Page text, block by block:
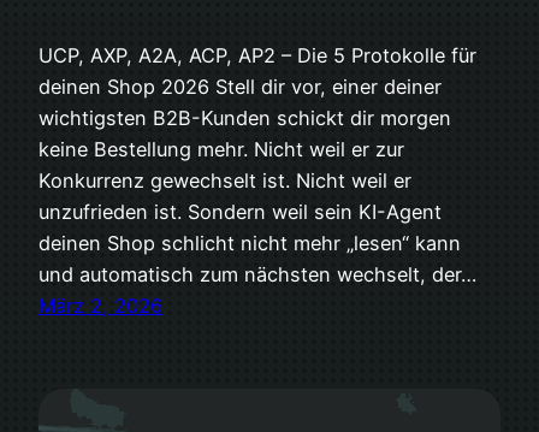
UCP, AXP, A2A, ACP, AP2 – Die 5 Protokolle für
deinen Shop 2026 Stell dir vor, einer deiner
wichtigsten B2B-Kunden schickt dir morgen
keine Bestellung mehr. Nicht weil er zur
Konkurrenz gewechselt ist. Nicht weil er
unzufrieden ist. Sondern weil sein KI-Agent
deinen Shop schlicht nicht mehr „lesen“ kann
und automatisch zum nächsten wechselt, der…
März 2, 2026